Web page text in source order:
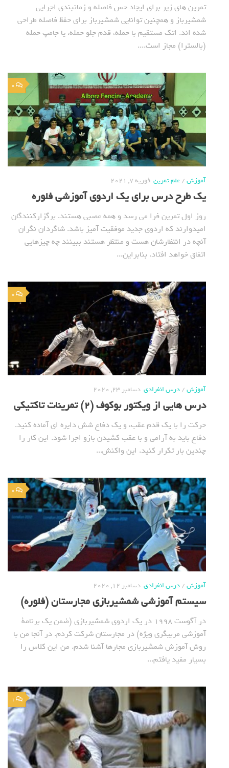
تمرین های زیر برای ایجاد حس فاصله و زمانبندی اجرایی
شمشیرباز و همچنین توانایی شمشیرباز برای حفظ فاصله طراحی
شده اند. اتک مستقیم با حمله، قدم جلو حمله، یا جامپ حمله
(بالسترا) مجاز است....
0
آموزش/علم تمرین فوریه 7, 2021
یک طرح درس برای یک اردوی آموزشی فلوره
روز اول تمرین فرا می رسد و همه عصبی هستند. برگزارکنندگان
امیدوارند که اردوی جدید موفقیت آمیز باشد. شاگردان نگران
آنچه در انتظارشان هست و منتظر هستند ببینند چه چیزهایی
اتفاق خواهد افتاد. بنابراین...
0
آموزش/درس انفرادی دسامبر 23, 2020
درس هایی از ویکتور بوکوف (2) تمرینات تاکتیکی
حرکت را با یک قدم عقب، و یک دفاع شش دایره ای آماده کنید.
دفاع باید به آرامی و با عقب کشیدن بازو اجرا شود. این کار را
چندین بار تکرار کنید. این واکنش...
0
آموزش/درس انفرادی دسامبر 12, 2020
سیستم آموزشی شمشیربازی مجارستان (فلوره)
در آگوست 1998 در یک اردوی شمشیربازی (ضمن یک برنامة
آموزشی مربیگری ویژه) در مجارستان شرکت کردم. در آنجا من با
روش آموزش شمشیربازی مجارها آشنا شدم. من این کلاس را
بسیار مفید یافتم...
1